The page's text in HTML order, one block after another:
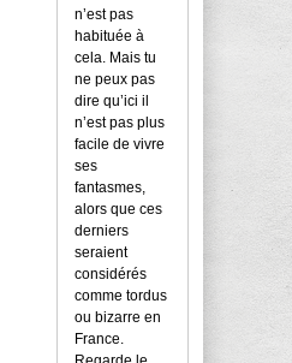
n’est pas
habituée à
cela. Mais tu
ne peux pas
dire qu’ici il
n’est pas plus
facile de vivre
ses
fantasmes,
alors que ces
derniers
seraient
considérés
comme tordus
ou bizarre en
France.